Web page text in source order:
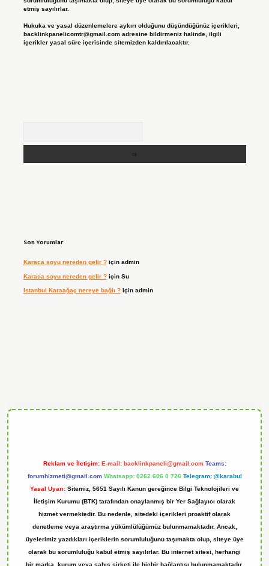
etmiş sayılırlar.
Hukuka ve yasal düzenlemelere aykırı olduğunu düşündüğünüz içerikleri,
backlinkpanelicomtr@gmail.comadresine bildirmeniz halinde, ilgili
içerikler yasal süre içerisinde sitemizden kaldırılacaktır.
Son Yorumlar
Karaca soyu nereden gelir ?için admin
Karaca soyu nereden gelir ?için Su
Istanbul Karaağaç nereye bağlı ?için admin
Reklam ve İletişim: E-mail: backlinkpaneli@gmail.com Teams:
forumhizmeti@gmail.com Whatsapp: 0262 606 0 726 Telegram: @karabul
Yasal Uyarı: Sitemiz, 5651 Sayılı Kanun gereğince Bilgi Teknolojileri ve
İletişim Kurumu (BTK) tarafından onaylanmış bir Yer Sağlayıcı olarak
hizmet vermektedir. Bu nedenle, sitedeki içerikleri proaktif olarak
denetleme veya araştırma yükümlülüğümüz bulunmamaktadır. Ancak,
üyelerimiz yazdıkları içeriklerin sorumluluğunu taşımakta olup, siteye üye
olarak bu sorumluluğu kabul etmiş sayılırlar. Bu internet sitesi, herhangi
bir marka, kurum veya şahıs şirketi ile hiçbir bağlantısı bulunmamaktadır.